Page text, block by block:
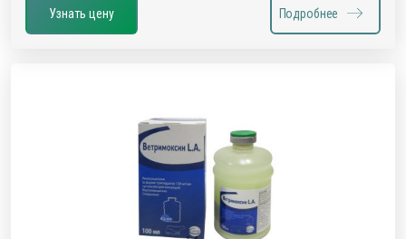
Узнать цену Подробнее